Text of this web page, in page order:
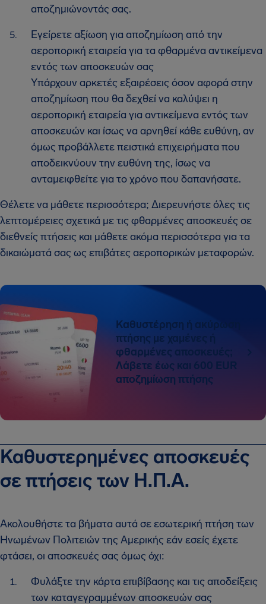
αποζημιώνοντάς σας.
Εγείρετε αξίωση για αποζημίωση από την
αεροπορική εταιρεία για τα φθαρμένα αντικείμενα
εντός των αποσκευών σας
Υπάρχουν αρκετές εξαιρέσεις όσον αφορά στην
αποζημίωση που θα δεχθεί να καλύψει η
αεροπορική εταιρεία για αντικείμενα εντός των
αποσκευών και ίσως να αρνηθεί κάθε ευθύνη, αν
όμως προβάλλετε πειστικά επιχειρήματα που
αποδεικνύουν την ευθύνη της, ίσως να
ανταμειφθείτε για το χρόνο που δαπανήσατε.
Θέλετε να μάθετε περισσότερα; Διερευνήστε όλες τις
λεπτομέρειες σχετικά με τις φθαρμένες αποσκευές σε
διεθνείς πτήσεις και μάθετε ακόμα περισσότερα για τα
δικαιώματά σας ως επιβάτες αεροπορικών μεταφορών.
Καθυστέρηση ή ακύρωση
πτήσης με χαμένες ή
φθαρμένες αποσκευές;
Λάβετε έως και 600 EUR
αποζημίωση πτήσης
Καθυστερημένες αποσκευές
σε πτήσεις των Η.Π.Α.
Ακολουθήστε τα βήματα αυτά σε εσωτερική πτήση των
Ηνωμένων Πολιτειών της Αμερικής εάν εσείς έχετε
φτάσει, οι αποσκευές σας όμως όχι:
Φυλάξτε την κάρτα επιβίβασης και τις αποδείξεις
των καταγεγραμμένων αποσκευών σας